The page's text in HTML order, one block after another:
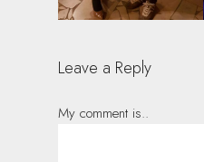
Leave a Reply
My comment is..